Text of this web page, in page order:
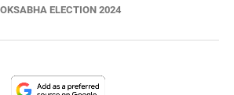
ELECTION 2024